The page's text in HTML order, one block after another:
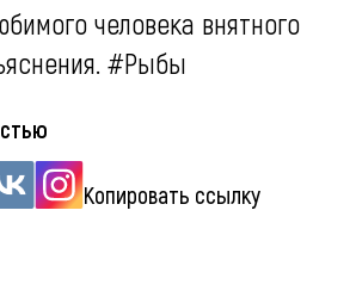
человека внятного
#Рыбы
Копировать ссылку